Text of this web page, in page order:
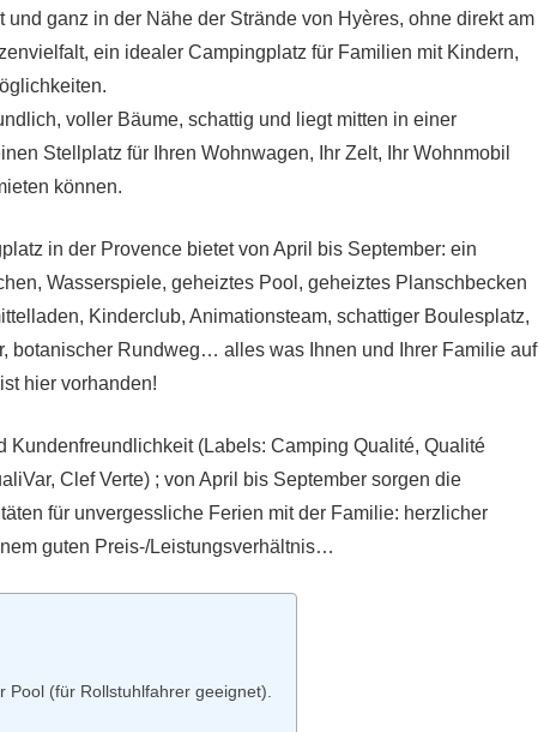
und ganz in der Nähe der Strände von Hyères, ohne direkt am
ein idealer Campingplatz für Familien mit Kindern,
voller Bäume, schattig und liegt mitten in einer
Stellplatz für Ihren Wohnwagen, Ihr Zelt, Ihr Wohnmobil
können.
in der Provence bietet von April bis September: ein
Wasserspiele, geheiztes Pool, geheiztes Planschbecken
Kinderclub, Animationsteam, schattiger Boulesplatz,
botanischer Rundweg… alles was Ihnen und Ihrer Familie auf
hier vorhanden!
Kundenfreundlichkeit (Labels: Camping Qualité, Qualité
Clef Verte) ; von April bis September sorgen die
für unvergessliche Ferien mit der Familie: herzlicher
guten Preis-/Leistungsverhältnis…
(für Rollstuhlfahrer geeignet).